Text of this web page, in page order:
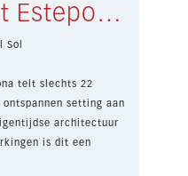
Appartement Estepona € 464.000,-
Sol
telt slechts 22
setting aan
architectuur
is dit een